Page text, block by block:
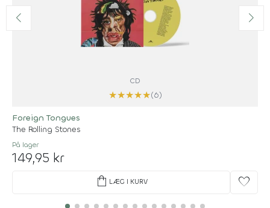
CD
★★★★★(6)
Foreign Tongues
The Rolling Stones
På lager
149,95 kr
shopping_bag LÆG I KURV favorite